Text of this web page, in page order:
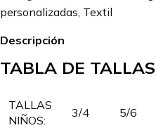
personalizadas, Textil
Descripción
TABLA DE TALLAS
TALLAS
NIÑOS:
3/4 5/6